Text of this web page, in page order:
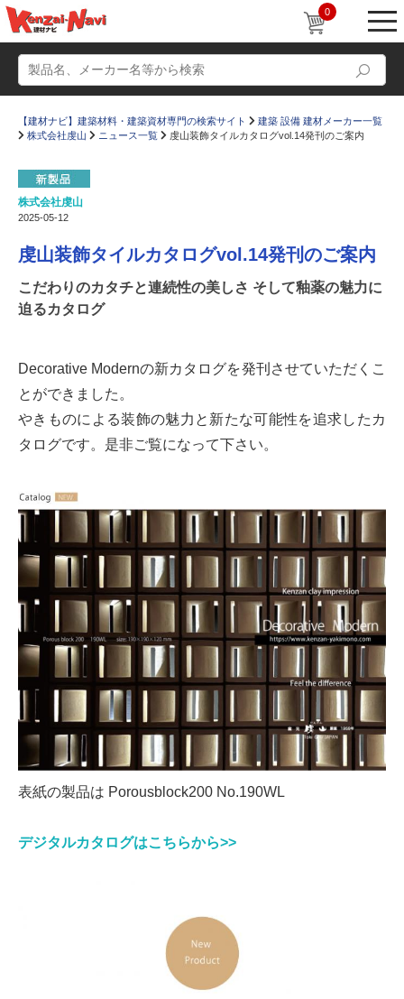
0
かたなび コラム
すまいリング 設計士インタビュー
【建材ナビ】建築材料・建築資材専門の検索サイト
建築 設備 建材メーカー一覧
株式会社虔山
ニュース一覧 虔山装飾タイルカタログvol.14発刊のご案内
株式会社虔山
2025-05-12
虔山装飾タイルカタログvol.14発刊のご案内
こだわりのカタチと連続性の美しさ そして釉薬の魅力に
迫るカタログ
Decorative Modernの新カタログを発刊させていただくこ
とができました。
やきものによる装飾の魅力と新たな可能性を追求したカ
タログです。是非ご覧になって下さい。
表紙の製品は Porousblock200 No.190WL
デジタルカタログはこちらから>>